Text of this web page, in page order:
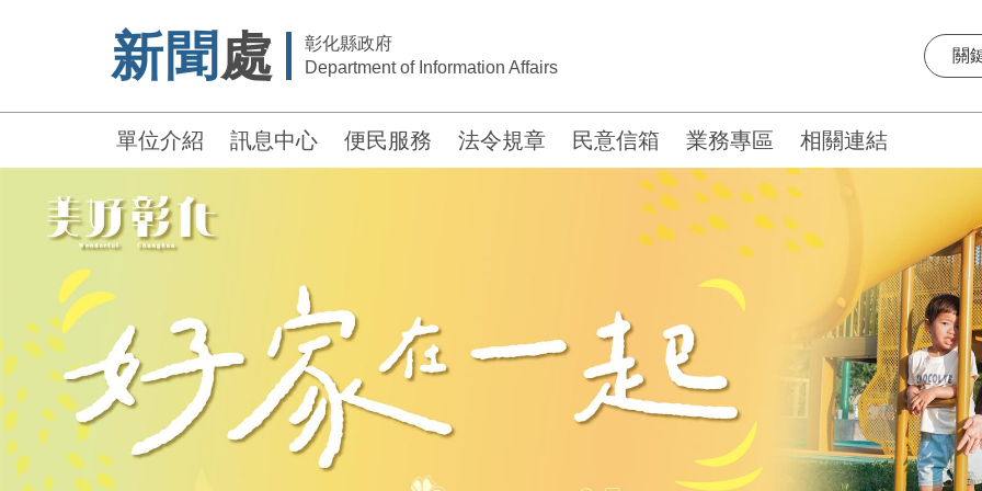
新聞處
彰化縣政府
Department of Information Affairs
單位介紹 訊息中心 便民服務 法令規章 民意信箱 業務專區 相關連結